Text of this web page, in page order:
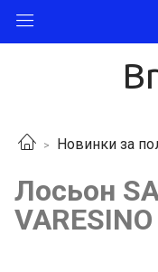
Новинки за
Лосьон